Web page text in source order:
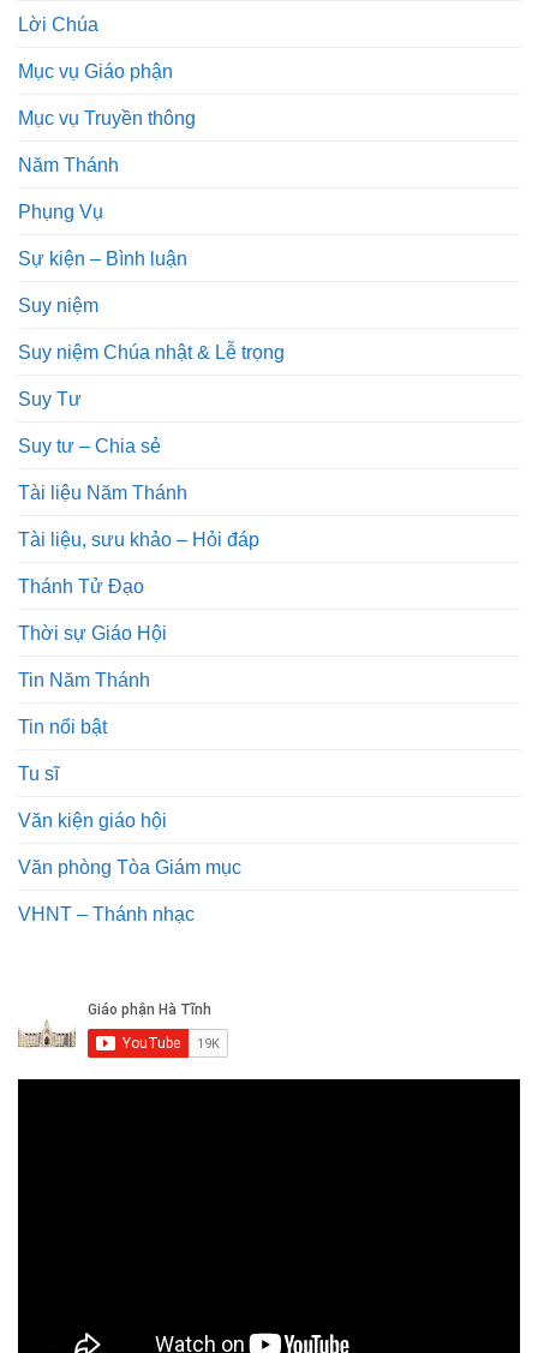
Lời Chúa
Mục vụ Giáo phận
Mục vụ Truyền thông
Năm Thánh
Phụng Vụ
Sự kiện – Bình luận
Suy niệm
Suy niệm Chúa nhật & Lễ trọng
Suy Tư
Suy tư – Chia sẻ
Tài liệu Năm Thánh
Tài liệu, sưu khảo – Hỏi đáp
Thánh Tử Đạo
Thời sự Giáo Hội
Tin Năm Thánh
Tin nổi bật
Tu sĩ
Văn kiện giáo hội
Văn phòng Tòa Giám mục
VHNT – Thánh nhạc